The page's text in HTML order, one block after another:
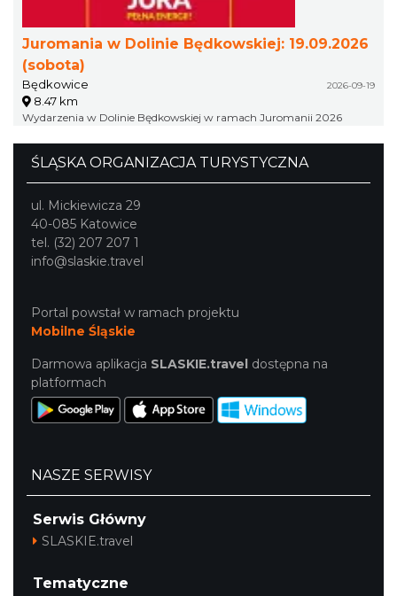
Juromania w Dolinie Będkowskiej: 19.09.2026
(sobota)
Będkowice 2026-09-19
8.47 km
Wydarzenia w Dolinie Będkowskiej w ramach Juromanii 2026
ŚLĄSKA ORGANIZACJA TURYSTYCZNA
ul. Mickiewicza 29
40-085 Katowice
tel. (32) 207 207 1
info@slaskie.travel
Portal powstał w ramach projektu
Mobilne Śląskie
Darmowa aplikacja SLASKIE.travel dostępna na
platformach
NASZE SERWISY
Serwis Główny
SLASKIE.travel
Tematyczne